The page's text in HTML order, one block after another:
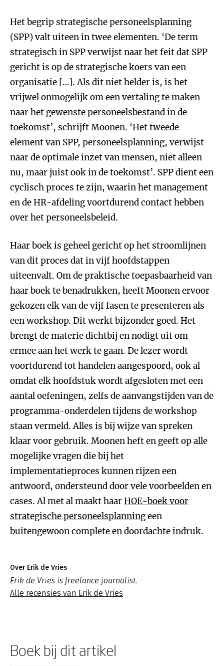
Het begrip strategische personeelsplanning
(SPP) valt uiteen in twee elementen. ‘De term
strategisch in SPP verwijst naar het feit dat SPP
gericht is op de strategische koers van een
organisatie […]. Als dit niet helder is, is het
vrijwel onmogelijk om een vertaling te maken
naar het gewenste personeelsbestand in de
toekomst’, schrijft Moonen. ‘Het tweede
element van SPP, personeelsplanning, verwijst
naar de optimale inzet van mensen, niet alleen
nu, maar juist ook in de toekomst’. SPP dient een
cyclisch proces te zijn, waarin het management
en de HR-afdeling voortdurend contact hebben
over het personeelsbeleid.
Haar boek is geheel gericht op het stroomlijnen
van dit proces dat in vijf hoofdstappen
uiteenvalt. Om de praktische toepasbaarheid van
haar boek te benadrukken, heeft Moonen ervoor
gekozen elk van de vijf fasen te presenteren als
een workshop. Dit werkt bijzonder goed. Het
brengt de materie dichtbij en nodigt uit om
ermee aan het werk te gaan. De lezer wordt
voortdurend tot handelen aangespoord, ook al
omdat elk hoofdstuk wordt afgesloten met een
aantal oefeningen, zelfs de aanvangstijden van de
programma-onderdelen tijdens de workshop
staan vermeld. Alles is bij wijze van spreken
klaar voor gebruik. Moonen heft en geeft op alle
mogelijke vragen die bij het
implementatieproces kunnen rijzen een
antwoord, ondersteund door vele voorbeelden en
cases. Al met al maakt haarHOE-boek voor
strategische personeelsplanningeen
buitengewoon complete en doordachte indruk.
Over Erik de Vries
Erik de Vries is freelance journalist.
Alle recensies van Erik de Vries
Boek bij dit artikel